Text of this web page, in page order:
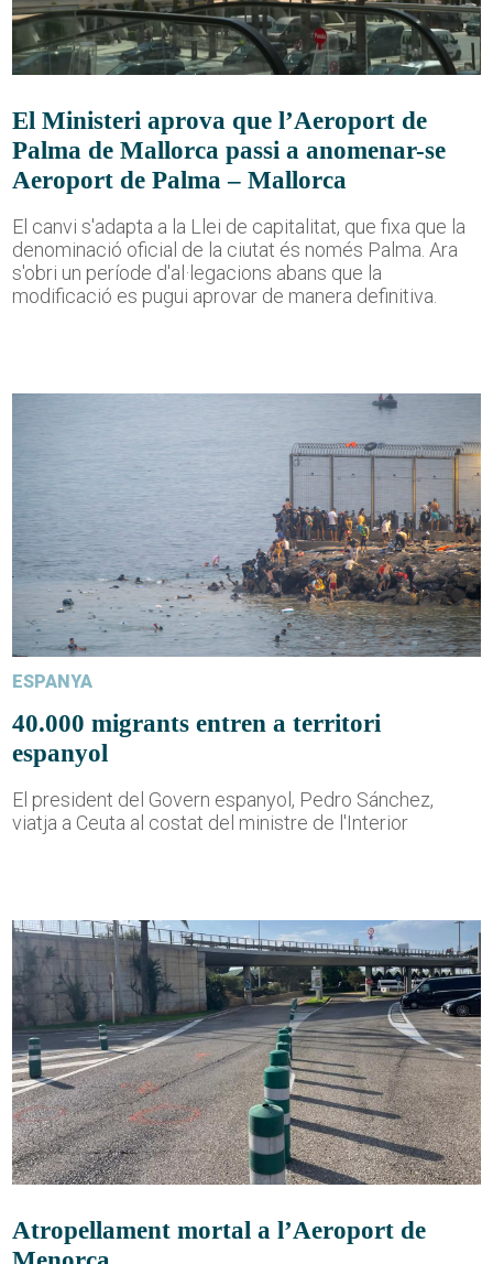
El Ministeri aprova que l’Aeroport de
Palma de Mallorca passi a anomenar-se
Aeroport de Palma – Mallorca
El canvi s'adapta a la Llei de capitalitat, que fixa que la
denominació oficial de la ciutat és només Palma. Ara
s'obri un període d'al·legacions abans que la
modificació es pugui aprovar de manera definitiva.
ESPANYA
40.000 migrants entren a territori
espanyol
El president del Govern espanyol, Pedro Sánchez,
viatja a Ceuta al costat del ministre de l'Interior
Atropellament mortal a l’Aeroport de